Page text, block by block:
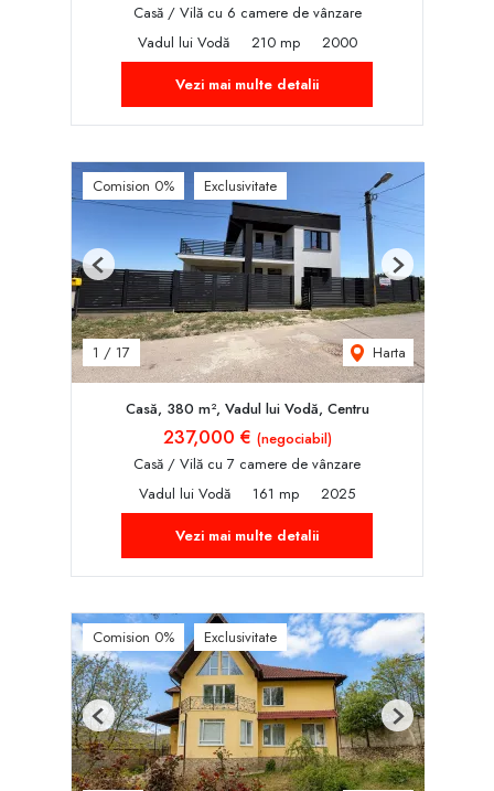
Casă / Vilă cu 6 camere de vânzare
Vadul lui Vodă
210 mp
2000
Vezi mai multe detalii
Comision 0% Exclusivitate
1 / 17 Harta
Previous Next
Casă, 380 m², Vadul lui Vodă, Centru
237,000 € (negociabil)
Casă / Vilă cu 7 camere de vânzare
Vadul lui Vodă
161 mp
2025
Vezi mai multe detalii
Comision 0% Exclusivitate
Previous Next